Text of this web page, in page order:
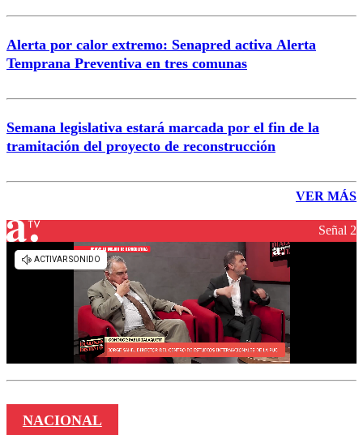
Alerta por calor extremo: Senapred activa Alerta
Temprana Preventiva en tres comunas
Semana legislativa estará marcada por el fin de la
tramitación del proyecto de reconstrucción
VER MÁS
Señal 2
NACIONAL